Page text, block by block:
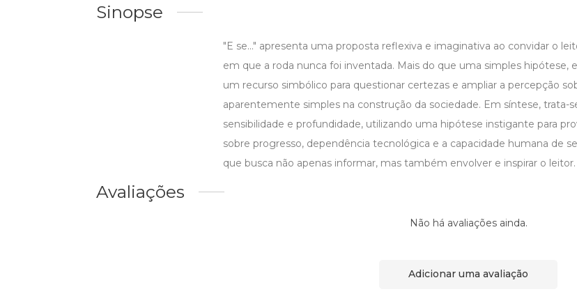
Sinopse
"E se..." apresenta uma proposta reflexiva e imaginativa ao convidar o
em que a roda nunca foi inventada. Mais do que uma simples hipótese,
um recurso simbólico para questionar certezas e ampliar a percepção
aparentemente simples na construção da sociedade. Em síntese, trata-
sensibilidade e profundidade, utilizando uma hipótese instigante para
sobre progresso, dependência tecnológica e a capacidade humana de
que busca não apenas informar, mas também envolver e inspirar o leitor.
Avaliações
Não há avaliações ainda.
Adicionar uma avaliação